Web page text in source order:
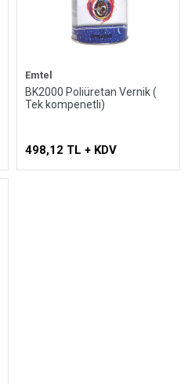
Emtel
BK2000 Poliüretan Vernik (
Tek kompenetli)
498,12 TL + KDV